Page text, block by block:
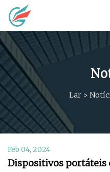
Lar >
Feb 04, 2024
Dispositivos portáteis